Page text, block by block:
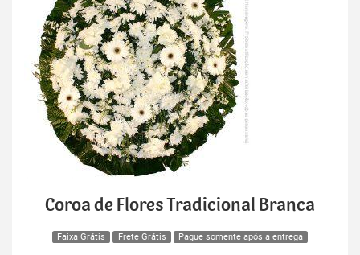
Coroa de Flores Tradicional Branca
Faixa Grátis Frete Grátis Pague somente após a entrega